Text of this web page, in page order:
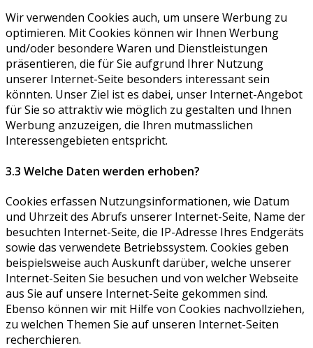
Wir verwenden Cookies auch, um unsere Werbung zu
optimieren. Mit Cookies können wir Ihnen Werbung
und/oder besondere Waren und Dienstleistungen
präsentieren, die für Sie aufgrund Ihrer Nutzung
unserer Internet-Seite besonders interessant sein
könnten. Unser Ziel ist es dabei, unser Internet-Angebot
für Sie so attraktiv wie möglich zu gestalten und Ihnen
Werbung anzuzeigen, die Ihren mutmasslichen
Interessengebieten entspricht.
3.3 Welche Daten werden erhoben?
Cookies erfassen Nutzungsinformationen, wie Datum
und Uhrzeit des Abrufs unserer Internet-Seite, Name der
besuchten Internet-Seite, die IP-Adresse Ihres Endgeräts
sowie das verwendete Betriebssystem. Cookies geben
beispielsweise auch Auskunft darüber, welche unserer
Internet-Seiten Sie besuchen und von welcher Webseite
aus Sie auf unsere Internet-Seite gekommen sind.
Ebenso können wir mit Hilfe von Cookies nachvollziehen,
zu welchen Themen Sie auf unseren Internet-Seiten
recherchieren.